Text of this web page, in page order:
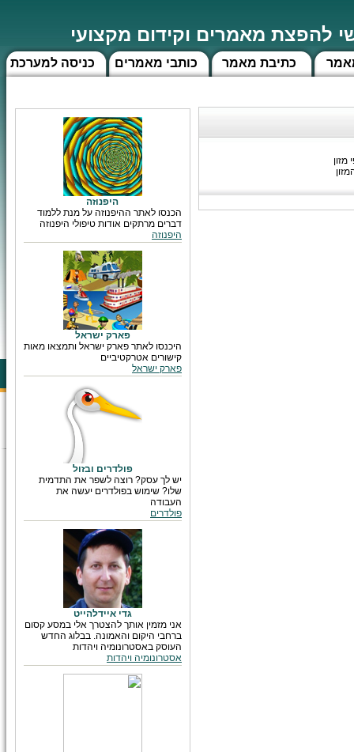
להפצת מאמרים וקידום מקצועי
כניסה למערכת כותבי מאמרים כתיבת מאמר
היפנוזה
הכנסו לאתר ההיפנוזה על מנת ללמוד
דברים מרתקים אודות טיפולי היפנוזה
היפנוזה
פארק ישראל
היכנסו לאתר פארק ישראל ותמצאו מאות
קישורים אטרקטיביים
פארק ישראל
פולדרים ובזול
יש לך עסק? רוצה לשפר את התדמית
שלו? שימוש בפולדרים יעשה את
העבודה
פולדרים
גדי איידלהייט
אני מזמין אותך להצטרך אלי במסע קסום
ברחבי היקום והאמונה. בבלוג החדש
העוסק באסטרונומיה ויהדות
אסטרונומיה ויהדות
המזון